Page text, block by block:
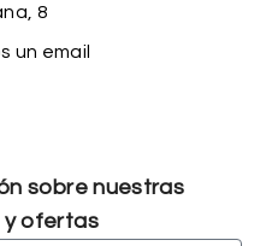
8
un email
sobre nuestras
y ofertas